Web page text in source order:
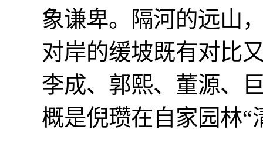
象谦卑。隔河的远山
对岸的缓坡既有对比
李成、郭熙、董源、
概是倪瓒在自家园林“